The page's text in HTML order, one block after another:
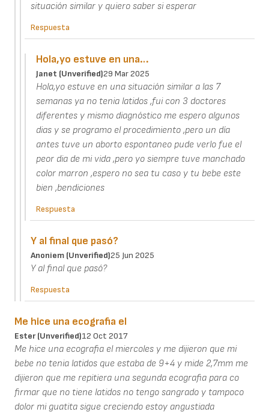
situación similar y quiero saber si esperar
Respuesta
Hola,yo estuve en una…
Janet (unverified)29 Mar 2025
Hola,yo estuve en una situación similar a las 7
semanas ya no tenia latidos ,fui con 3 doctores
diferentes y mismo diagnóstico me espero algunos
dias y se programo el procedimiento ,pero un día
antes tuve un aborto espontaneo pude verlo fue el
peor dia de mi vida ,pero yo siempre tuve manchado
color marron ,espero no sea tu caso y tu bebe este
bien ,bendiciones
Respuesta
Y al final que pasó?
Anoniem (unverified)25 Jun 2025
Y al final que pasó?
Respuesta
Me hice una ecografia el
Ester (unverified)12 Oct 2017
Me hice una ecografia el miercoles y me dijieron que mi
bebe no tenia latidos que estaba de 9+4 y mide 2,7mm me
dijieron que me repitiera una segunda ecografia para co
firmar que no tiene latidos no tengo sangrado y tampoco
dolor mi guatita sigue creciendo estoy angustiada